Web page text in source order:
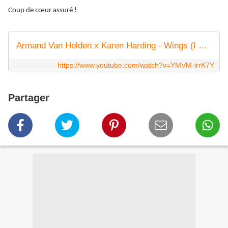
Coup de cœur assuré !
Armand Van Helden x Karen Harding - Wings (I Won't Let You Down) [Official Music Video]
https://www.youtube.com/watch?v=YMVM-irrK7Y
Partager